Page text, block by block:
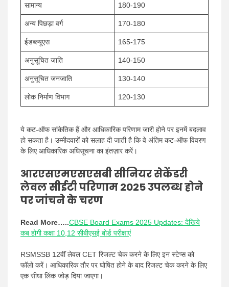
सामान्य 180-190
अन्य पिछड़ा वर्ग 170-180
ईडब्ल्यूएस 165-175
अनुसूचित जाति 140-150
अनुसूचित जनजाति 130-140
लोक निर्माण विभाग 120-130
ये कट-ऑफ सांकेतिक हैं और आधिकारिक परिणाम जारी होने पर इनमें बदलाव
हो सकता है। उम्मीदवारों को सलाह दी जाती है कि वे अंतिम कट-ऑफ विवरण
के लिए आधिकारिक अधिसूचना का इंतज़ार करें।
आरएसएमएसएसबी सीनियर सेकेंडरी
लेवल सीईटी परिणाम 2025 उपलब्ध होने
पर जांचने के चरण
Read More…..CBSE Board Exams 2025 Updates: देखिये
कब होगी कक्षा 10,12 सीबीएसई बोर्ड परीक्षाएं
RSMSSB 12वीं लेवल CET रिजल्ट चेक करने के लिए इन स्टेप्स को
फॉलो करें। आधिकारिक तौर पर घोषित होने के बाद रिजल्ट चेक करने के लिए
एक सीधा लिंक जोड़ दिया जाएगा।